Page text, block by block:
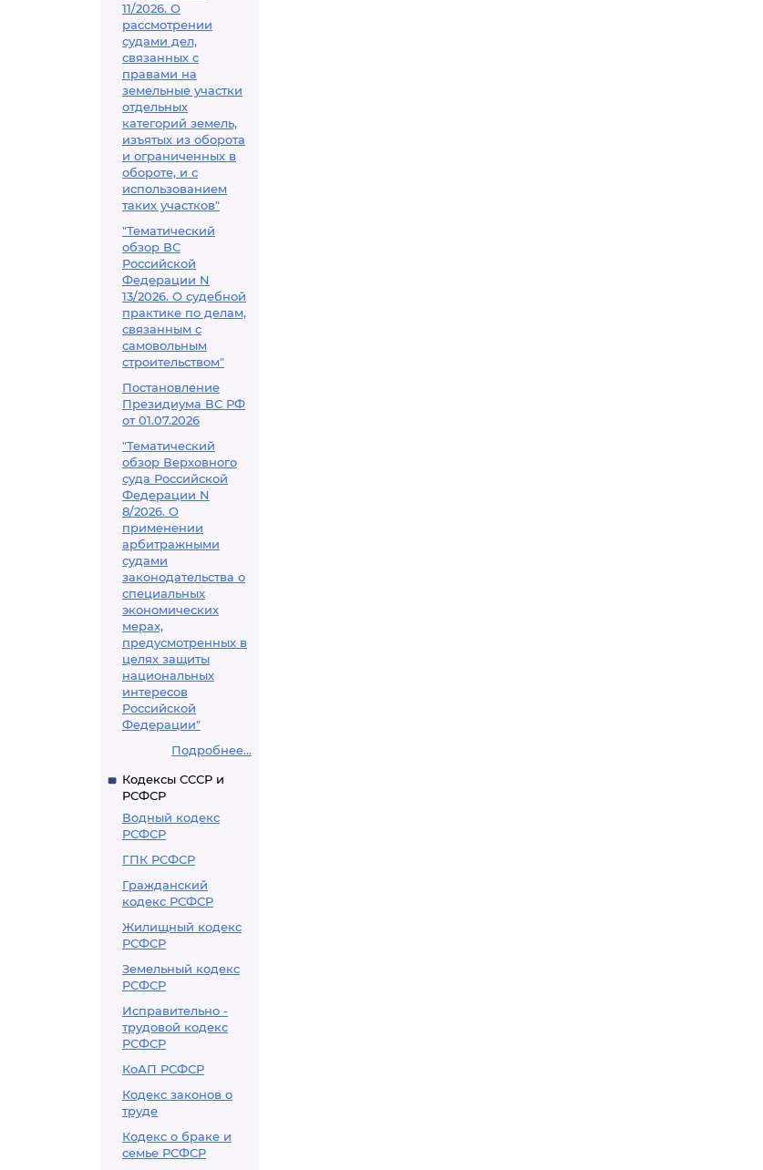
11/2026. О
рассмотрении
судами дел,
связанных с
правами на
земельные участки
отдельных
категорий земель,
изъятых из оборота
и ограниченных в
обороте, и с
использованием
таких участков"
"Тематический
обзор ВС
Российской
Федерации N
13/2026. О судебной
практике по делам,
связанным с
самовольным
строительством"
Постановление
Президиума ВС РФ
от 01.07.2026
"Тематический
обзор Верховного
суда Российской
Федерации N
8/2026. О
применении
арбитражными
судами
законодательства о
специальных
экономических
мерах,
предусмотренных в
целях защиты
национальных
интересов
Российской
Федерации"
Подробнее...
Кодексы СССР и
РСФСР
Водный кодекс
РСФСР
ГПК РСФСР
Гражданский
кодекс РСФСР
Жилищный кодекс
РСФСР
Земельный кодекс
РСФСР
Исправительно -
трудовой кодекс
РСФСР
КоАП РСФСР
Кодекс законов о
труде
Кодекс о браке и
семье РСФСР